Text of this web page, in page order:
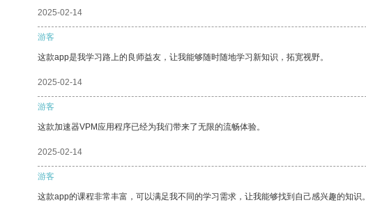
2025-02-14
游客
这款app是我学习路上的良师益友，让我能够随时随地学习新知识，拓宽视野。
2025-02-14
游客
这款加速器VPM应用程序已经为我们带来了无限的流畅体验。
2025-02-14
游客
这款app的课程非常丰富，可以满足我不同的学习需求，让我能够找到自己感兴趣的知识。